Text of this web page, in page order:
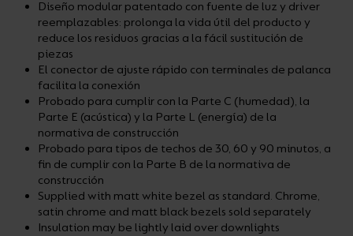
Diseño modular patentado con fuente de luz y driver
reemplazables: prolonga la vida útil del producto y
reduce los residuos gracias a la fácil sustitución de
piezas
El conector de ajuste rápido con terminales de palanca
facilita la conexión
Probado para cumplir con la Parte C (humedad), la
Parte E (acústica) y la Parte L (energía) de la
normativa de construcción
Probado para tipos de techos de 30, 60 y 90 minutos, a
fin de cumplir con la Parte B de la normativa de
construcción
Supplied with matt white bezel as standard. Chrome,
satin chrome and matt black bezels sold separately
Insulation may be lightly laid over downlights